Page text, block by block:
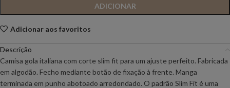
ADICIONAR
Adicionar aos favoritos
Descrição
Camisa gola italiana com corte slim fit para um ajuste perfeito. Fabricada
em algodão. Fecho mediante botão de fixação à frente. Manga
terminada em punho abotoado arredondado. O padrão Slim Fit é uma